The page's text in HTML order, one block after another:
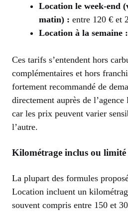
Location le week-end
matin) : entre 120 € et
Location à la semaine :
Ces tarifs s’entendent hors
complémentaires et hors
fortement recommandé de
directement auprès de
car les prix peuvent varier
l’autre.
Kilométrage inclus ou limité
La plupart des formules
Location incluent un
souvent compris entre 150 et